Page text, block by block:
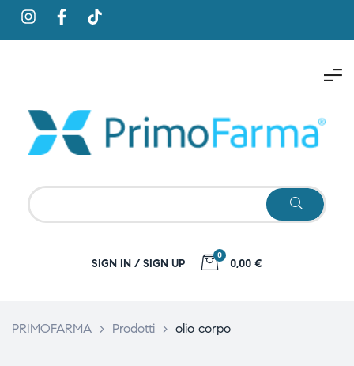
SIGN IN / SIGN UP
0
0,00 €
PRIMOFARMA > Prodotti > olio corpo